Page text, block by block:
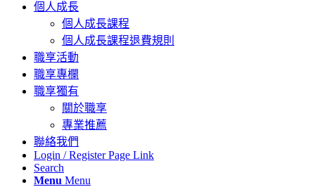
個人成長
個人成長課程
個人成長課程退費規則
職享活動
職享專欄
職享獨有
關於職享
專業推薦
聯絡我們
Login / Register Page Link
Search
Menu Menu